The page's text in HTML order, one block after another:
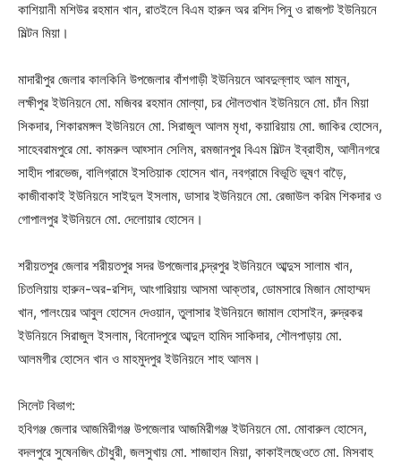
কাশিয়ানী মশিউর রহমান খান, রাতইলে বিএম হারুন অর রশিদ পিনু ও রাজপট ইউনিয়নে
মিল্টন মিয়া।
মাদারীপুর জেলার কালকিনি উপজেলার বাঁশগাড়ী ইউনিয়নে আবদুল্লাহ আল মামুন,
লক্ষীপুর ইউনিয়নে মো. মজিবর রহমান মোল্যা, চর দৌলতখান ইউনিয়নে মো. চাঁন মিয়া
সিকদার, শিকারমঙ্গল ইউনিয়নে মো. সিরাজুল আলম মৃধা, কয়ারিয়ায় মো. জাকির হোসেন,
সাহেবরামপুরে মো. কামরুল আহ্সান সেলিম, রমজানপুর বিএম মিল্টন ইব্রাহীম, আলীনগরে
সাহীদ পারভেজ, বালিগ্রামে ইসতিয়াক হোসেন খান, নবগ্রামে বিভূতি ভূষণ বাড়ৈ,
কাজীবাকাই ইউনিয়নে সাইদুল ইসলাম, ডাসার ইউনিয়নে মো. রেজাউল করিম শিকদার ও
গোপালপুর ইউনিয়নে মো. দেলোয়ার হোসেন।
শরীয়তপুর জেলার শরীয়তপুর সদর উপজেলার চন্দ্রপুর ইউনিয়নে আব্দুস সালাম খান,
চিতলিয়ায় হারুন-অর-রশিদ, আংগারিয়ায় আসমা আক্তার, ডোমসারে মিজান মোহাম্মদ
খান, পালংয়ের আবুল হোসেন দেওয়ান, তুলাসার ইউনিয়নে জামাল হোসাইন, রুদ্রকর
ইউনিয়নে সিরাজুল ইসলাম, বিনোদপুরে আব্দুল হামিদ সাকিদার, শৌলপাড়ায় মো.
আলমগীর হোসেন খান ও মাহমুদপুর ইউনিয়নে শাহ আলম।
সিলেট বিভাগ:
হবিগঞ্জ জেলার আজমিরীগঞ্জ উপজেলার আজমিরীগঞ্জ ইউনিয়নে মো. মোবারুল হোসেন,
বদলপুরে সুষেনজিৎ চৌধুরী, জলসুখায় মো. শাজাহান মিয়া, কাকাইলছেওতে মো. মিসবাহ